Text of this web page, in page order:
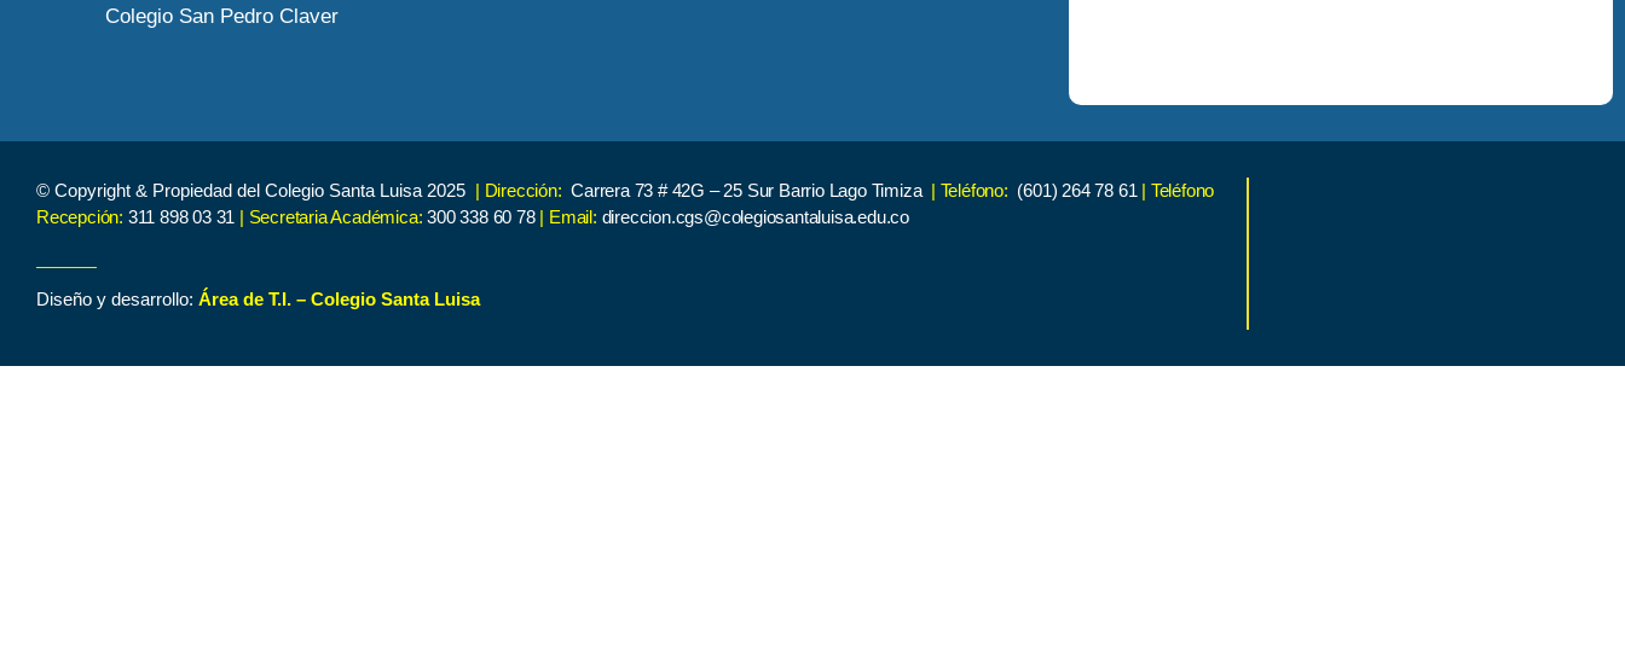
Colegio San Pedro Claver
© Copyright & Propiedad del Colegio Santa Luisa 2025 | Dirección: Carrera 73 # 42G – 25 Sur Barrio Lago Timiza | Teléfono: (601) 264 78 61 | Teléfono
Recepción: 311 898 03 31 | Secretaria Académica:300 338 60 78 | Email: direccion.cgs@colegiosantaluisa.edu.co
Diseño y desarrollo: Área de T.I. – Colegio Santa Luisa